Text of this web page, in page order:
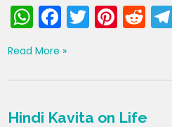
W
h
a
ts
A
F
a
c
e
b
T
w
er
Pi
nt
e
st
R
e
di
t
Read More »
Hindi Kavita on Life